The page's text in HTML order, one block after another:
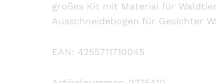
großes Kit mit Material für
Ausschneidebogen für Gesichter
EAN: 4255711710045